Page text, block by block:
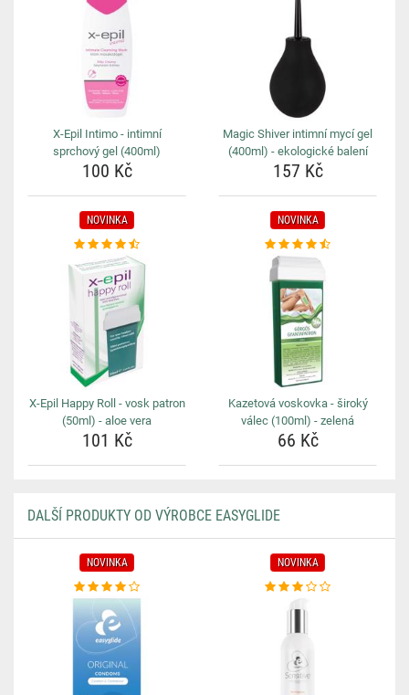
X-Epil Intimo - intimní
sprchový gel (400ml)
100 Kč
Magic Shiver intimní mycí gel
(400ml) - ekologické balení
157 Kč
NOVINKA
X-Epil Happy Roll - vosk patron
(50ml) - aloe vera
101 Kč
NOVINKA
Kazetová voskovka - široký
válec (100ml) - zelená
66 Kč
DALŠÍ PRODUKTY OD VÝROBCE EASYGLIDE
NOVINKA NOVINKA